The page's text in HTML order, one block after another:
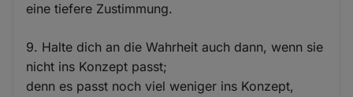
eine tiefere Zustimmung.
9. Halte dich an die Wahrheit auch dann, wenn sie
nicht ins Konzept passt;
denn es passt noch viel weniger ins Konzept,